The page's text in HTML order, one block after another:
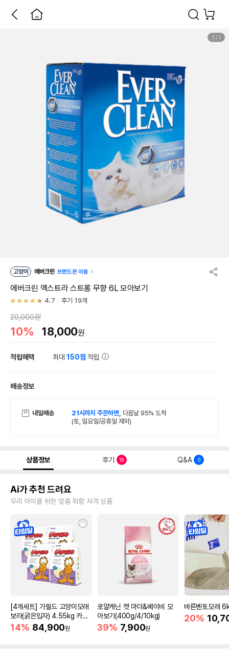
1 / 1
고양이 에버크린 브랜드관 이동
에버크린 엑스트라 스트롱 무향 6L 모아보기
4.7 후기 19개
20,000원
10% 18,000원
적립혜택 최대150점 적립
배송정보
내일배송 21시까지 주문하면, 다음날 95% 도착
(토, 일요일/공휴일 제외)
상품정보 후기 19 Q&A 0
Ai가 추천 드려요
우리 아이를 위한 맞춤 취향 저격 상품
[4개세트] 가필드 고양이모래
보라(굵은입자) 4.55kg 카사
바모래
14% 84,900원
로얄캐닌 캣 마더&베이비 모
아보기(400g/4/10kg)
39% 7,900원
바른벤토모래
20%